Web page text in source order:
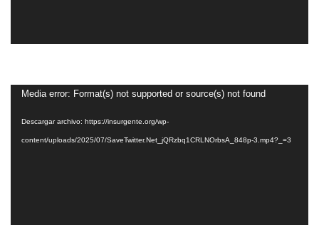
Reproductor
Media error: Format(s) not supported or source(s) not found
Descargar archivo: https://insurgente.org/wp-
content/uploads/2025/07/SaveTwitter.Net_jQRzbq1CRLNOrbsA_848p-3.mp4?_=3